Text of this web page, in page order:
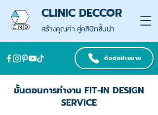
สร้างคุณค่า สู่คลินิกชั้นนำ
CLINIC DECCOR
ติดต่อฝ่ายขาย
ขั้นตอนการทำงาน FIT-IN DESIGN
SERVICE